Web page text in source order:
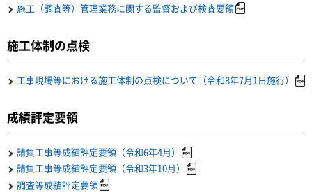
施工（調査等）管理業務に関する監督および検査要領
施工体制の点検
工事現場等における施工体制の点検について（令和8年7月1日施行）
成績評定要領
請負工事等成績評定要領（令和6年4月）
請負工事等成績評定要領（令和3年10月）
調査等成績評定要領